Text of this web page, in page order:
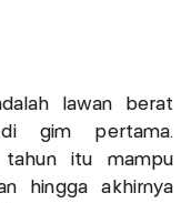
lawan berat
gim pertama.
tahun itu mampu
hingga akhirnya